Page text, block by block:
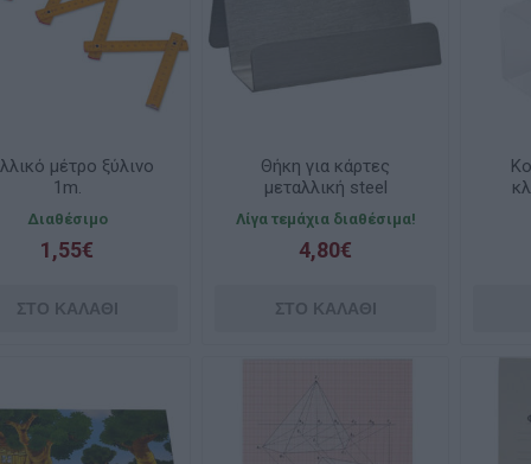
μέτρο ξύλινο
1m.
Διαθέσιμο
1,55€
Θήκη για κάρτες
μεταλλική steel
20501311
Λίγα τεμάχια διαθέσιμα!
4,80€